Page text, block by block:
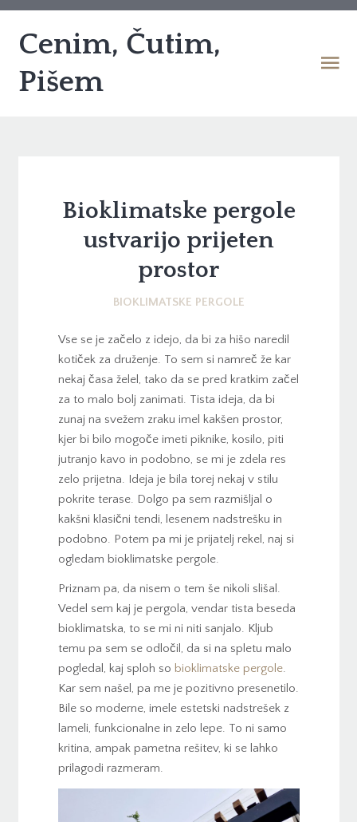
Cenim, Čutim,
Pišem
Bioklimatske pergole
ustvarijo prijeten
prostor
BIOKLIMATSKE PERGOLE
Vse se je začelo z idejo, da bi za hišo naredil
kotiček za druženje. To sem si namreč že kar
nekaj časa želel, tako da se pred kratkim začel
za to malo bolj zanimati. Tista ideja, da bi
zunaj na svežem zraku imel kakšen prostor,
kjer bi bilo mogoče imeti piknike, kosilo, piti
jutranjo kavo in podobno, se mi je zdela res
zelo prijetna. Ideja je bila torej nekaj v stilu
pokrite terase. Dolgo pa sem razmišljal o
kakšni klasični tendi, lesenem nadstrešku in
podobno. Potem pa mi je prijatelj rekel, naj si
ogledam bioklimatske pergole.
Priznam pa, da nisem o tem še nikoli slišal.
Vedel sem kaj je pergola, vendar tista beseda
bioklimatska, to se mi ni niti sanjalo. Kljub
temu pa sem se odločil, da si na spletu malo
pogledal, kaj sploh so bioklimatske pergole.
Kar sem našel, pa me je pozitivno presenetilo.
Bile so moderne, imele estetski nadstrešek z
lameli, funkcionalne in zelo lepe. To ni samo
kritina, ampak pametna rešitev, ki se lahko
prilagodi razmeram.